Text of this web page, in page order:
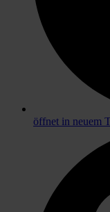
öffnet in neuem